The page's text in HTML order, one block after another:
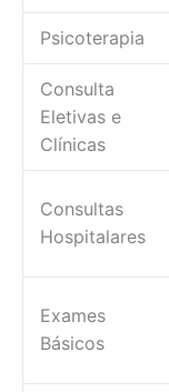
Psicoterapia
Consulta
Eletivas e
Clínicas
Consultas
Hospitalares
Exames
Básicos